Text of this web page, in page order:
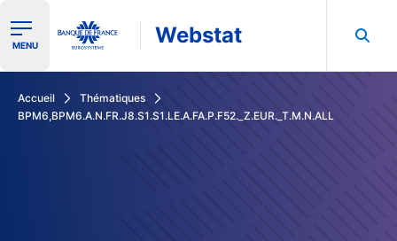
Ouvrir le menu de navigation
MENU Webstat
Accueil
Thématiques
BPM6,BPM6.A.N.FR.J8.S1.S1.LE.A.FA.P.F52._Z.EUR._T.M.N.ALL